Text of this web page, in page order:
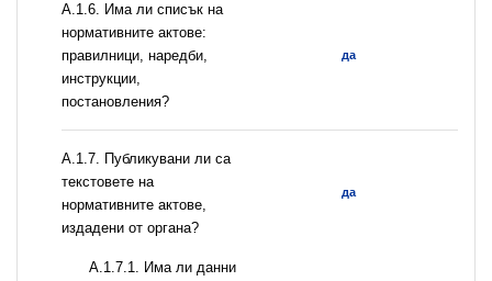
А.1.6. Има ли списък на
нормативните актове:
правилници, наредби,
инструкции,
постановления?
да
А.1.7. Публикувани ли са
текстовете на
нормативните актове,
издадени от органа?
да
A.1.7.1. Има ли данни